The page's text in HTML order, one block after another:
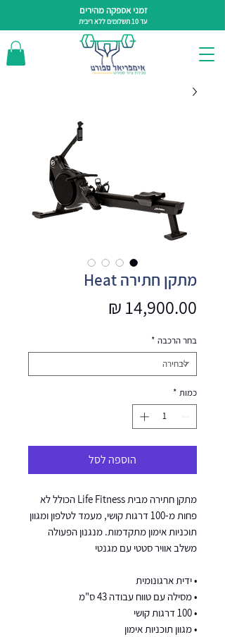
זמני אספקה מהירים
עד 10 תשלומים ללא ריבית
מתקן חתירה Heat
בחר הרכבה *
כמות *
הוספה לסל
מתקן חתירה מבית Life Fitness הכולל לא
פחות מ-100 דרגות קושי, מעמד לטלפון ומגוון
תוכניות אימון מתקדמות. מנגנון הפעולה
משלב אוויר סטטי עם מגנטי
• ידית ארגונומית
• מסילה עם טווח עבודה 43 ס"מ
• 100 דרגות קושי
• מגוון תוכניות אימון